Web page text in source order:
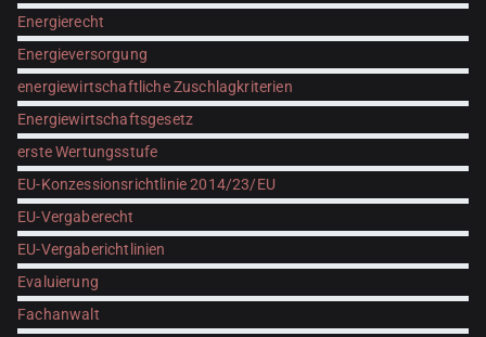
Energierecht
Energieversorgung
energiewirtschaftliche Zuschlagkriterien
Energiewirtschaftsgesetz
erste Wertungsstufe
EU-Konzessionsrichtlinie 2014/23/EU
EU-Vergaberecht
EU-Vergaberichtlinien
Evaluierung
Fachanwalt